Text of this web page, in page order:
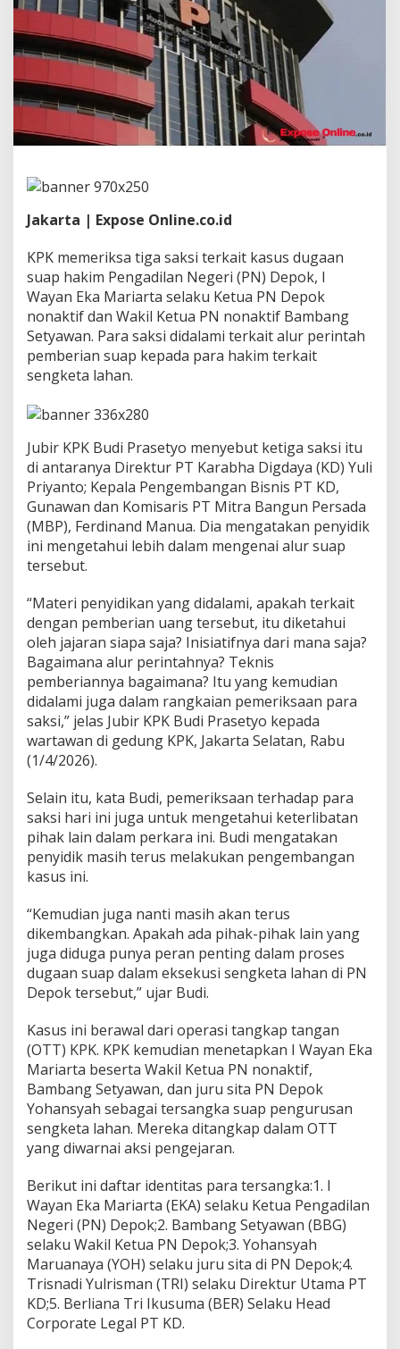
n
g
d
i
B
a
l
i
k
a
a
S
u
a
p
H
a
k
e
p
o
k
Jakarta | Expose Online.co.id
KPK memeriksa tiga saksi terkait kasus dugaan
suap hakim Pengadilan Negeri (PN) Depok, I
Wayan Eka Mariarta selaku Ketua PN Depok
nonaktif dan Wakil Ketua PN nonaktif Bambang
Setyawan. Para saksi didalami terkait alur perintah
pemberian suap kepada para hakim terkait
sengketa lahan.
Jubir KPK Budi Prasetyo menyebut ketiga saksi itu
di antaranya Direktur PT Karabha Digdaya (KD) Yuli
Priyanto; Kepala Pengembangan Bisnis PT KD,
Gunawan dan Komisaris PT Mitra Bangun Persada
(MBP), Ferdinand Manua. Dia mengatakan penyidik
ini mengetahui lebih dalam mengenai alur suap
tersebut.
“Materi penyidikan yang didalami, apakah terkait
dengan pemberian uang tersebut, itu diketahui
oleh jajaran siapa saja? Inisiatifnya dari mana saja?
Bagaimana alur perintahnya? Teknis
pemberiannya bagaimana? Itu yang kemudian
didalami juga dalam rangkaian pemeriksaan para
saksi,” jelas Jubir KPK Budi Prasetyo kepada
wartawan di gedung KPK, Jakarta Selatan, Rabu
(1/4/2026).
Selain itu, kata Budi, pemeriksaan terhadap para
saksi hari ini juga untuk mengetahui keterlibatan
pihak lain dalam perkara ini. Budi mengatakan
penyidik masih terus melakukan pengembangan
kasus ini.
“Kemudian juga nanti masih akan terus
dikembangkan. Apakah ada pihak-pihak lain yang
juga diduga punya peran penting dalam proses
dugaan suap dalam eksekusi sengketa lahan di PN
Depok tersebut,” ujar Budi.
Kasus ini berawal dari operasi tangkap tangan
(OTT) KPK. KPK kemudian menetapkan I Wayan Eka
Mariarta beserta Wakil Ketua PN nonaktif,
Bambang Setyawan, dan juru sita PN Depok
Yohansyah sebagai tersangka suap pengurusan
sengketa lahan. Mereka ditangkap dalam OTT
yang diwarnai aksi pengejaran.
Berikut ini daftar identitas para tersangka:1. I
Wayan Eka Mariarta (EKA) selaku Ketua Pengadilan
Negeri (PN) Depok;2. Bambang Setyawan (BBG)
selaku Wakil Ketua PN Depok;3. Yohansyah
Maruanaya (YOH) selaku juru sita di PN Depok;4.
Trisnadi Yulrisman (TRI) selaku Direktur Utama PT
KD;5. Berliana Tri Ikusuma (BER) Selaku Head
Corporate Legal PT KD.